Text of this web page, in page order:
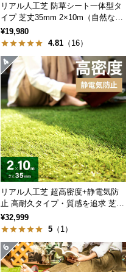
リアル人工芝 防草シート一体型タ
イプ 芝丈35mm 2×10m（自然な見
た目追求・U字ピン付）
¥19,980
4.81 （16）
リアル人工芝 超高密度+静電気防
止 高耐久タイプ・質感を追求 芝丈
35mm 2×10m
¥32,999
5 （1）